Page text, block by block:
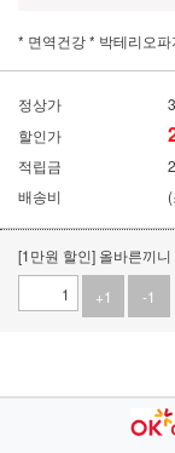
* 면역건강 * 박테리오
정상가
할인가
적립금
배송비
[1만원 할인] 올바른끼
+1
-1